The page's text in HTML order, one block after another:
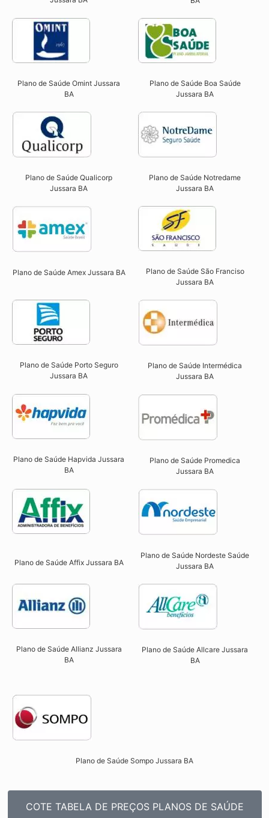
Plano de Saúde Omint Jussara
BA​
Plano de Saúde Boa Saúde
Jussara BA​
Plano de Saúde Qualicorp
Jussara BA​
Plano de Saúde Notredame
Jussara BA​
Plano de Saúde Amex Jussara BA
Plano de Saúde São Franciso
Jussara BA​
Plano de Saúde Porto Seguro
Jussara BA​
Plano de Saúde Intermédica
Jussara BA​
Plano de Saúde Hapvida Jussara
BA​
Plano de Saúde Promedica
Jussara BA
Plano de Saúde Affix Jussara BA​
Plano de Saúde Nordeste Saúde
Jussara BA
Plano de Saúde Allianz Jussara
BA​
Plano de Saúde Allcare Jussara
BA​
Plano de Saúde Sompo Jussara BA​
COTE TABELA DE PREÇOS PLANOS DE SAÚDE